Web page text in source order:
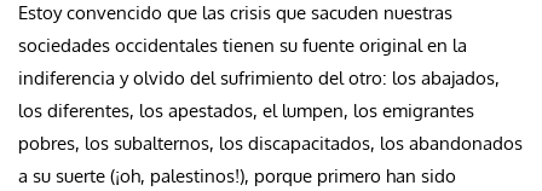
Estoy convencido que las crisis que sacuden nuestras
sociedades occidentales tienen su fuente original en la
indiferencia y olvido del sufrimiento del otro: los abajados,
los diferentes, los apestados, el lumpen, los emigrantes
pobres, los subalternos, los discapacitados, los abandonados
a su suerte (¡oh, palestinos!), porque primero han sido